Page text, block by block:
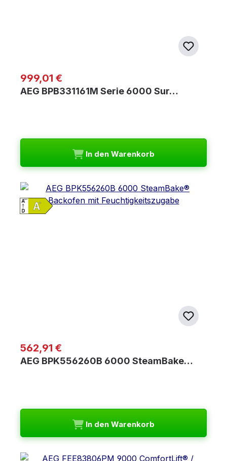
Regulärer Preis:
999,01 €
AEG BPB331161M Serie 6000 Sur…
In den Warenkorb
Regulärer Preis:
562,91 €
AEG BPK556260B 6000 SteamBake…
In den Warenkorb